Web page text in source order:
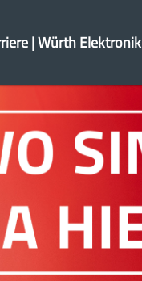
| Würth Elektronik